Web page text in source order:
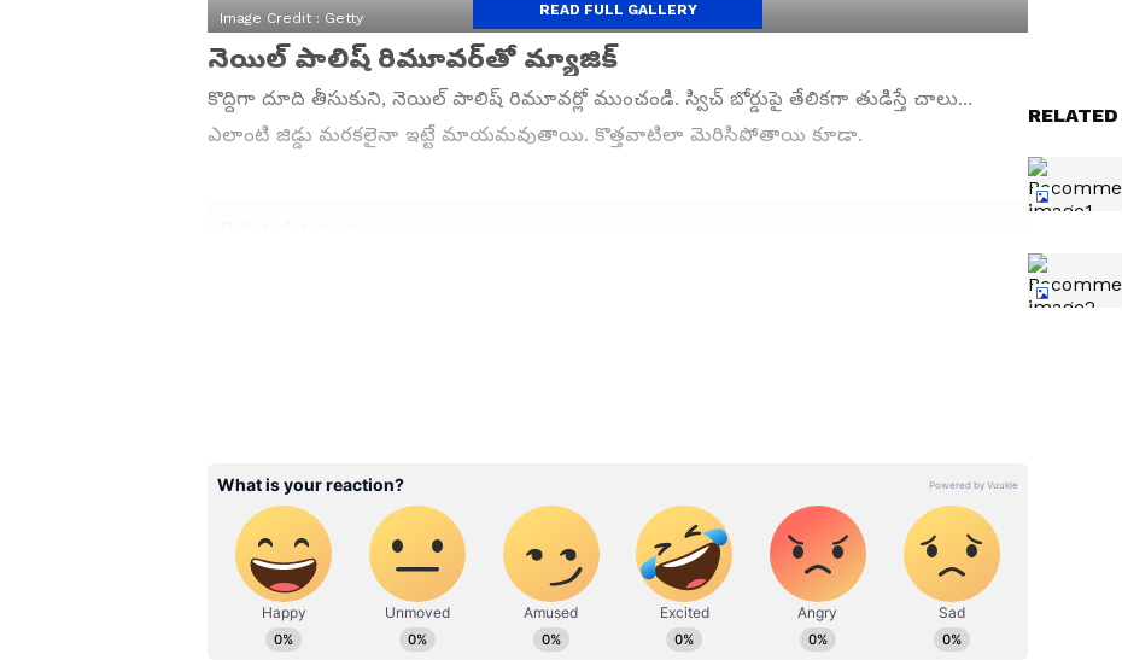
Image Credit : Getty
నెయిల్ పాలిష్ రిమూవర్‌తో మ్యాజిక్
కొద్దిగా దూది తీసుకుని, నెయిల్ పాలిష్ రిమూవర్లో ముంచండి. స్విచ్ బోర్డుపై తేలికగా తుడిస్తే చాలు...
ఎలాంటి జిడ్డు మరకలైనా ఇట్టే మాయమవుతాయి. కొత్తవాటిలా మెరిసిపోతాయి కూడా.
3
READ FULL GALLERY